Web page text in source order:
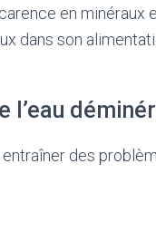
en minéraux
dans son
l’eau
des